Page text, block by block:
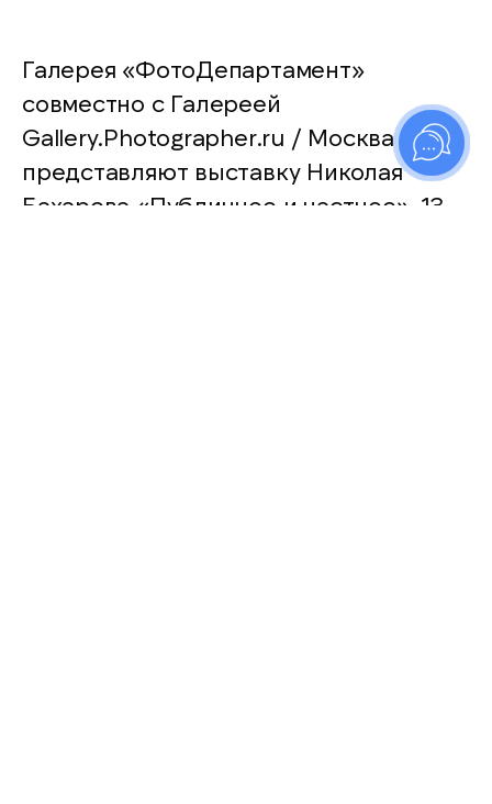
Галерея «ФотоДепартамент»
совместно с Галереей
Gallery.Photographer.ru / Москва
представляют выставку Николая
Бахарева «Публичное и частное». 13